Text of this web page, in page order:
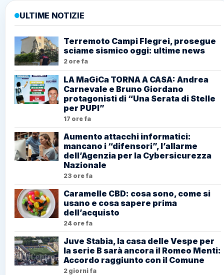
ULTIME NOTIZIE
Terremoto Campi Flegrei, prosegue
sciame sismico oggi: ultime news
2 ore fa
LA MaGiCa TORNA A CASA: Andrea
Carnevale e Bruno Giordano
protagonisti di “Una Serata di Stelle
per PUPI”
17 ore fa
Aumento attacchi informatici:
mancano i “difensori”, l’allarme
dell’Agenzia per la Cybersicurezza
Nazionale
23 ore fa
Caramelle CBD: cosa sono, come si
usano e cosa sapere prima
dell’acquisto
24 ore fa
Juve Stabia, la casa delle Vespe per
la serie B sarà ancora il Romeo Menti:
Accordo raggiunto con il Comune
2 giorni fa